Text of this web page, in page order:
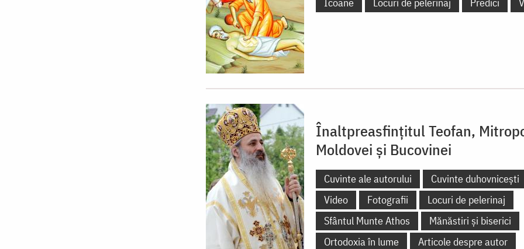
Înaltpreasfințitul Teofan,
Moldovei și Bucovinei
Cuvinte ale autorului Cuvinte duhovnicești
Video
Fotografii
Locuri de pelerinaj
Sfântul Munte Athos
Mănăstiri și biserici
Ortodoxia în lume
Articole despre autor